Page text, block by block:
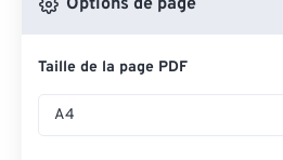
Depuis l'URL
Options de page
Taille de la page PDF
A4